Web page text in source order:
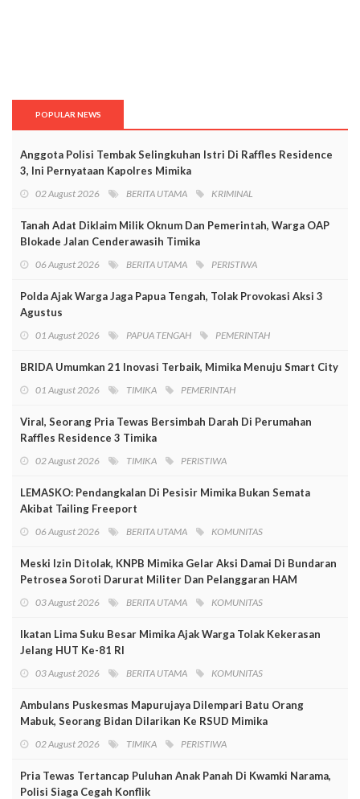
POPULAR NEWS
Anggota Polisi Tembak Selingkuhan Istri Di Raffles Residence
3, Ini Pernyataan Kapolres Mimika
02 August 2026 BERITA UTAMA KRIMINAL
Tanah Adat Diklaim Milik Oknum Dan Pemerintah, Warga OAP
Blokade Jalan Cenderawasih Timika
06 August 2026 BERITA UTAMA PERISTIWA
Polda Ajak Warga Jaga Papua Tengah, Tolak Provokasi Aksi 3
Agustus
01 August 2026 PAPUA TENGAH PEMERINTAH
BRIDA Umumkan 21 Inovasi Terbaik, Mimika Menuju Smart City
01 August 2026 TIMIKA PEMERINTAH
Viral, Seorang Pria Tewas Bersimbah Darah Di Perumahan
Raffles Residence 3 Timika
02 August 2026 TIMIKA PERISTIWA
LEMASKO: Pendangkalan Di Pesisir Mimika Bukan Semata
Akibat Tailing Freeport
06 August 2026 BERITA UTAMA KOMUNITAS
Meski Izin Ditolak, KNPB Mimika Gelar Aksi Damai Di Bundaran
Petrosea Soroti Darurat Militer Dan Pelanggaran HAM
03 August 2026 BERITA UTAMA KOMUNITAS
Ikatan Lima Suku Besar Mimika Ajak Warga Tolak Kekerasan
Jelang HUT Ke-81 RI
03 August 2026 BERITA UTAMA KOMUNITAS
Ambulans Puskesmas Mapurujaya Dilempari Batu Orang
Mabuk, Seorang Bidan Dilarikan Ke RSUD Mimika
02 August 2026 TIMIKA PERISTIWA
Pria Tewas Tertancap Puluhan Anak Panah Di Kwamki Narama,
Polisi Siaga Cegah Konflik